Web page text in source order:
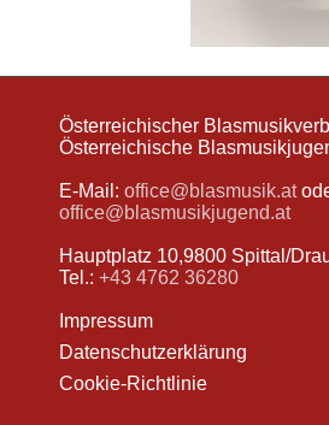
Österreichischer
Österreichische
E-Mail: office@blasmusik.at
office@blasmusikjugend.at
Hauptplatz 10,9800 Spittal/
Tel.: +43 4762 36280
Impressum
Datenschutzerklärung
Cookie-Richtlinie